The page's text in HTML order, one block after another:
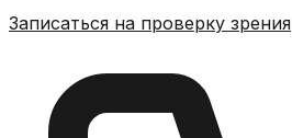
Записаться на проверку зрения